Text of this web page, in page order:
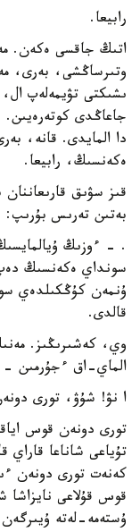
رابيعا.
اتىڭ جاقسى ەكەن.
وتىرساڭشى، بەرى،
ىشىكتى تۋيمەلەپ
جاعاڭدى
دا المايدى. قانە،
ەكەنسىڭ، رابيعا.
قىز سۋىق
بەتىن تەرىس بۇرىپ:
. - ءوزىڭ
سونداي ەكەنسىڭ
ۇنمەن كۇڭكىلدەي
قالدى.
وي، كەشىرىڭىز.
الماي-اق ءجۇرمىن -
ا نۋ! شۇۋ، تورى
تورى دونەن قوس
تۇياعى شاناعا قاراي
كەنەت تورى دونەن
قوس قۇلاعى
ۇستەمە-لەتە